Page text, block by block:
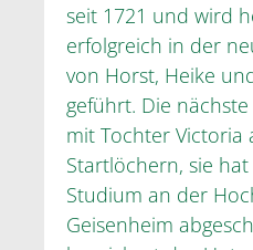
seit 1721 und wird
erfolgreich in der
von Horst, Heike
geführt. Die
mit Tochter Victoria
Startlöchern, sie
Studium an der
Geisenheim